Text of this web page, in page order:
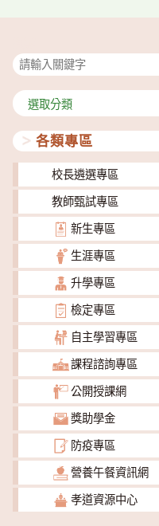
分
類
各類專區
校長遴選專區
教師甄試專區
新生專區
生涯專區
升學專區
檢定專區
自主學習專區
課程諮詢專區
公開授課網
獎助學金
防疫專區
營養午餐資訊網
孝道資源中心